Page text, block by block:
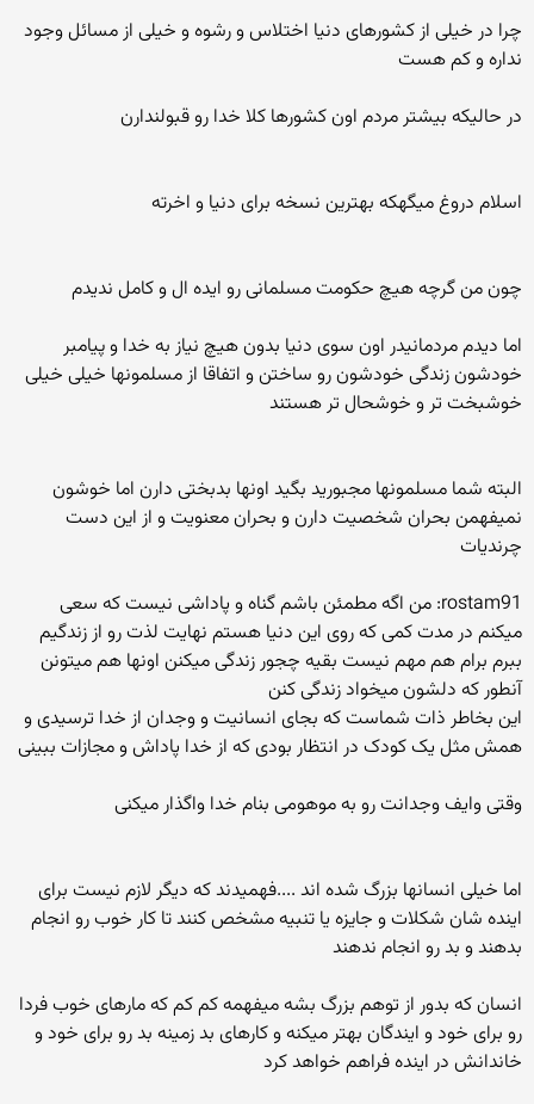
چرا در خیلی از کشورهای دنیا اختلاس و رشوه و خیلی از مسائل وجود
نداره و کم هست
در حالیکه بیشتر مردم اون کشورها کلا خدا رو قبولندارن
اسلام دروغ میگهکه بهترین نسخه برای دنیا و اخرته
چون من گرچه هیچ حکومت مسلمانی رو ایده ال و کامل ندیدم
اما دیدم مردمانیدر اون سوی دنیا بدون هیچ نیاز به خدا و پیامبر
خودشون زندگی خودشون رو ساختن و اتفاقا از مسلمونها خیلی خیلی
خوشبخت تر و خوشحال تر هستند
البته شما مسلمونها مجبورید بگید اونها بدبختی دارن اما خوشون
نمیفهمن بحران شخصیت دارن و بحران معنویت و از این دست
چرندیات
rostam91: من اگه مطمئن باشم گناه و پاداشی نیست که سعی
میکنم در مدت کمی که روی این دنیا هستم نهایت لذت رو از زندگیم
ببرم برام هم مهم نیست بقیه چجور زندگی میکنن اونها هم میتونن
آنطور که دلشون میخواد زندگی کنن
این بخاطر ذات شماست که بجای انسانیت و وجدان از خدا ترسیدی و
همش مثل یک کودک در انتظار بودی که از خدا پاداش و مجازات ببینی
وقتی وایف وجدانت رو به موهومی بنام خدا واگذار میکنی
اما خیلی انسانها بزرگ شده اند ....فهمیدند که دیگر لازم نیست برای
اینده شان شکلات و جایزه یا تنبیه مشخص کنند تا کار خوب رو انجام
بدهند و بد رو انجام ندهند
انسان که بدور از توهم بزرگ بشه میفهمه کم کم که مارهای خوب فردا
رو برای خود و ایندگان بهتر میکنه و کارهای بد زمینه بد رو برای خود و
خاندانش در اینده فراهم خواهد کرد